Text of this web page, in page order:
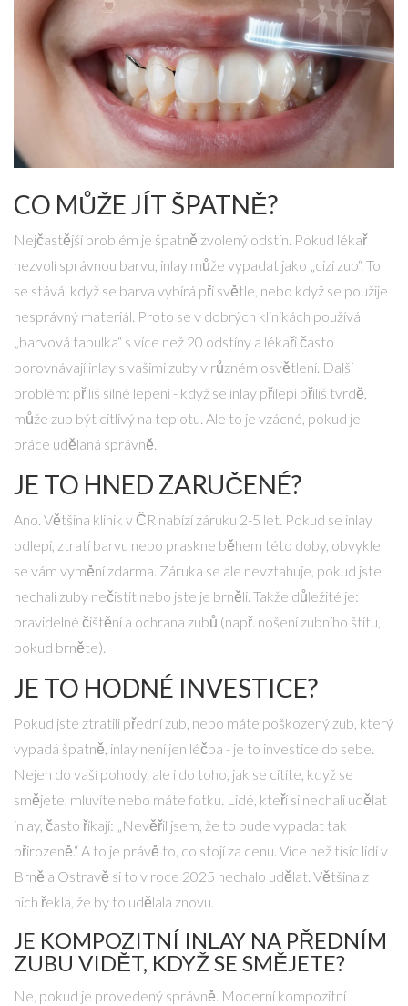
CO MŮŽE JÍT ŠPATNĚ?
Nejčastější problém je špatně zvolený odstín. Pokud lékař
nezvolí správnou barvu, inlay může vypadat jako „cizí zub“. To
se stává, když se barva vybírá při světle, nebo když se použije
nesprávný materiál. Proto se v dobrých klinikách používá
„barvová tabulka“ s více než 20 odstíny a lékaři často
porovnávají inlay s vašimi zuby v různém osvětlení. Další
problém: příliš silné lepení - když se inlay přilepí příliš tvrdě,
může zub být citlivý na teplotu. Ale to je vzácné, pokud je
práce udělaná správně.
JE TO HNED ZARUČENÉ?
Ano. Většina klinik v ČR nabízí záruku 2-5 let. Pokud se inlay
odlepí, ztratí barvu nebo praskne během této doby, obvykle
se vám vymění zdarma. Záruka se ale nevztahuje, pokud jste
nechali zuby nečistit nebo jste je brněli. Takže důležité je:
pravidelné čištění a ochrana zubů (např. nošení zubního štítu,
pokud brněte).
JE TO HODNÉ INVESTICE?
Pokud jste ztratili přední zub, nebo máte poškozený zub, který
vypadá špatně, inlay není jen léčba - je to investice do sebe.
Nejen do vaší pohody, ale i do toho, jak se cítíte, když se
smějete, mluvíte nebo máte fotku. Lidé, kteří si nechali udělat
inlay, často říkají: „Nevěřil jsem, že to bude vypadat tak
přirozeně.“ A to je právě to, co stojí za cenu. Více než tisíc lidí v
Brně a Ostravě si to v roce 2025 nechalo udělat. Většina z
nich řekla, že by to udělala znovu.
JE KOMPOZITNÍ INLAY NA PŘEDNÍM
ZUBU VIDĚT, KDYŽ SE SMĚJETE?
Ne, pokud je provedený správně. Moderní kompozitní